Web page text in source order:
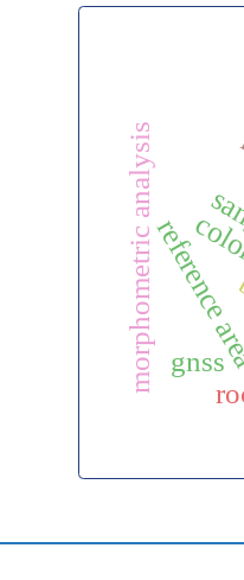
morphometric analysis gnss